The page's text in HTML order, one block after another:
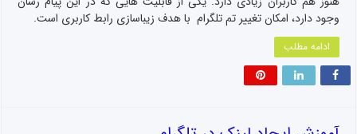
وجود دارد، امکان تغییر تم تلگرام با هدف زیباسازی رابط کاربری است.
ادامه مطلب